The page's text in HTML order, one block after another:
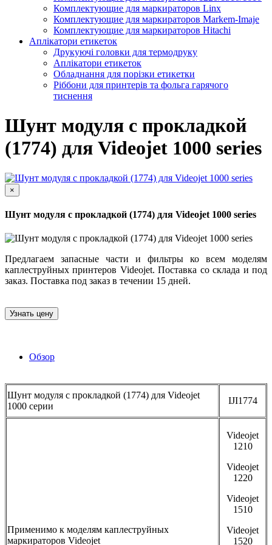
Комплектующие для маркираторов Linx
Комплектующие для маркираторов Markem-Imaje
Комплектующие для маркираторов Hitachi
Аплікатори етикеток
Друкуючі головки для термодруку
Аплікатори етикеток
Обладнання для порізки етикетки
Ріббони для принтерів та фольга гарячого
тиснення
Шунт модуля с прокладкой
(1774) для Videojet 1000 series
×
Шунт модуля с прокладкой (1774) для Videojet 1000 series
Предлагаем запасные части и фильтры ко всем моделям
каплеструйных принтеров Videojet. Поставка со склада и под
заказ. Поставка под заказ в течении 15 дней.
Узнать цену
Обзор
Шунт модуля с прокладкой (1774) для Videojet
1000 серии
IJI1774
Применимо к моделям каплеструйных
маркираторов Videojet
Videojet
1210
Videojet
1220
Videojet
1510
Videojet
1520